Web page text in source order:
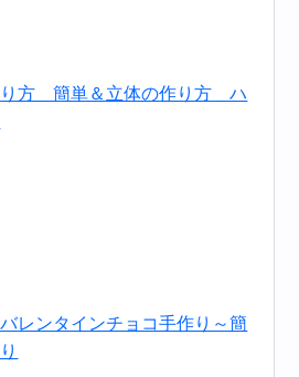
方 簡単＆立体の作り方 ハ
レンタインチョコ手作り～簡